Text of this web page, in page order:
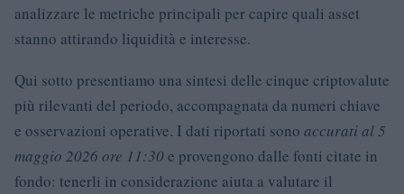
analizzare le metriche principali per capire quali asset
stanno attirando liquidità e interesse.
Qui sotto presentiamo una sintesi delle cinque criptovalute
più rilevanti del periodo, accompagnata da numeri chiave
e osservazioni operative. I dati riportati sono accurati al 5
maggio 2026 ore 11:30e provengono dalle fonti citate in
fondo: tenerli in considerazione aiuta a valutare il